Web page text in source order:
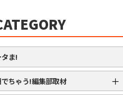
ま!
でちゃう!編集部取材 ＋